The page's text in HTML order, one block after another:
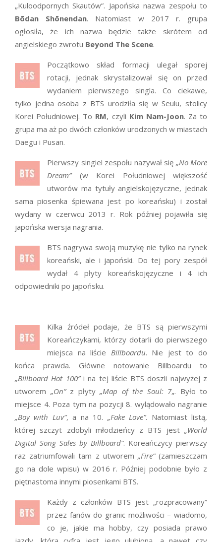
„Kuloodpornych Skautów”. Japońska nazwa zespołu to
Bōdan Shōnendan. Natomiast w 2017 r. grupa
ogłosiła, że ich nazwa będzie także skrótem od
angielskiego zwrotu Beyond The Scene.
Początkowo skład formacji ulegał sporej
rotacji, jednak skrystalizował się on przed
wydaniem pierwszego singla. Co ciekawe,
tylko jedna osoba z BTS urodziła się w Seulu, stolicy
Korei Południowej. To RM, czyli Kim Nam-Joon. Za to
grupa ma aż po dwóch członków urodzonych w miastach
Daegu i Pusan.
Pierwszy singiel zespołu nazywał się „No More
Dream”(w Korei Południowej większość
utworów ma tytuły angielskojęzyczne, jednak
sama piosenka śpiewana jest po koreańsku) i został
wydany w czerwcu 2013 r. Rok później pojawiła się
japońska wersja nagrania.
BTS nagrywa swoją muzykę nie tylko na rynek
koreański, ale i japoński. Do tej pory zespół
wydał 4 płyty koreańskojęzyczne i 4 ich
odpowiedniki po japońsku.
Kilka źródeł podaje, że BTS są pierwszymi
Koreańczykami, którzy dotarli do pierwszego
miejsca na liście Billboardu. Nie jest to do
końca prawda. Główne notowanie Billboardu to
„Billboard Hot 100”i na tej liście BTS doszli najwyżej z
utworem „On”z płyty „Map of the Soul: 7„. Było to
miejsce 4. Poza tym na pozycji 8. wylądowało nagranie
„Boy with Luv”, a na 10. „Fake Love”. Natomiast listą,
której szczyt zdobyli młodzieńcy z BTS jest „World
Digital Song Sales by Billboard”. Koreańczycy pierwszy
raz zatriumfowali tam z utworem „Fire”(zamieszczam
go na dole wpisu) w 2016 r. Później podobnie było z
piętnastoma innymi piosenkami BTS.
Każdy z członków BTS jest „rozpracowany”
przez fanów do granic możliwości – wiadomo,
co je, jakie ma hobby, czy posiada prawo